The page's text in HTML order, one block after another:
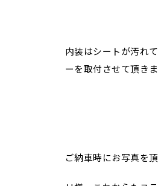
内装はシートが汚れ
ーを取付させて頂き
ご納車時にお写真を